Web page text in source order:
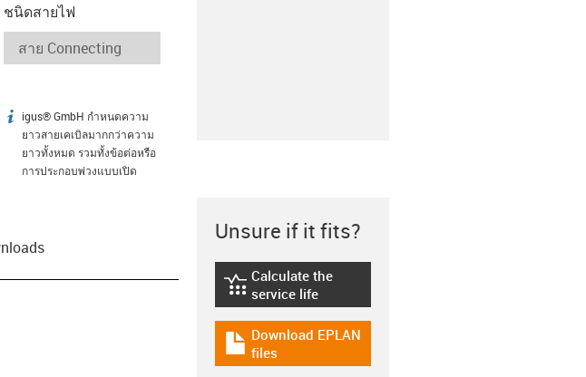
ชนิดสายไฟ
igus-icon-info
igus® GmbH กำหนดความ
ยาวสายเคเบิลมากกว่าความ
ยาวทั้งหมด รวมทั้งข้อต่อหรือ
การประกอบพ่วงแบบเปิด
Unsure if it fits?
igus-icon-lebensdauerrechner
Calculate the
service life
igus-icon-download-plan
Download EPLAN
files